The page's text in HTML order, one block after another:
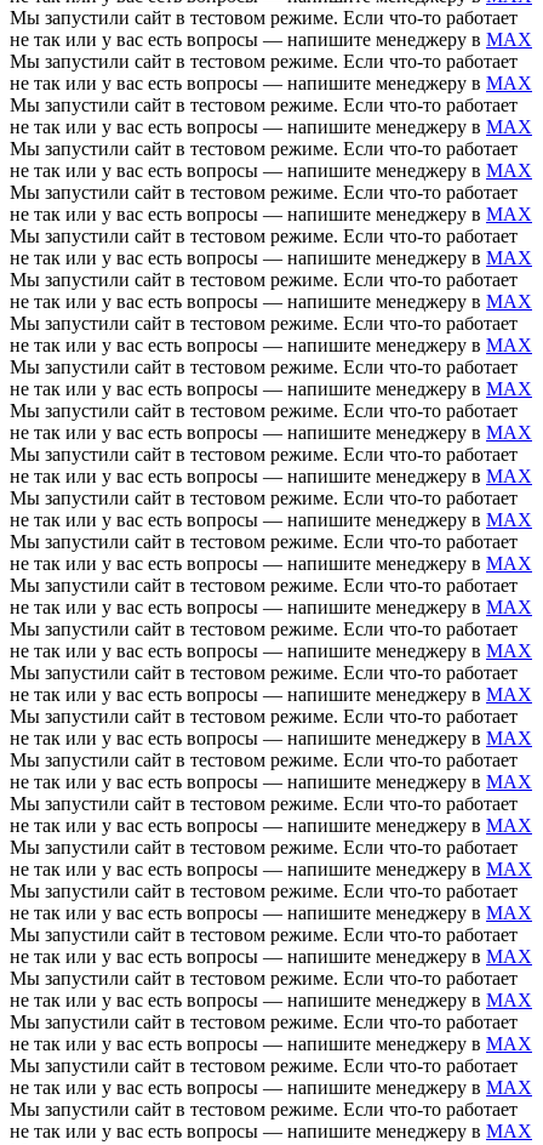
Мы запустили сайт в тестовом режиме. Если что-то работает
не так или у вас есть вопросы — напишите менеджеру в MAX
Мы запустили сайт в тестовом режиме. Если что-то работает
не так или у вас есть вопросы — напишите менеджеру в MAX
Мы запустили сайт в тестовом режиме. Если что-то работает
не так или у вас есть вопросы — напишите менеджеру в MAX
Мы запустили сайт в тестовом режиме. Если что-то работает
не так или у вас есть вопросы — напишите менеджеру в MAX
Мы запустили сайт в тестовом режиме. Если что-то работает
не так или у вас есть вопросы — напишите менеджеру в MAX
Мы запустили сайт в тестовом режиме. Если что-то работает
не так или у вас есть вопросы — напишите менеджеру в MAX
Мы запустили сайт в тестовом режиме. Если что-то работает
не так или у вас есть вопросы — напишите менеджеру в MAX
Мы запустили сайт в тестовом режиме. Если что-то работает
не так или у вас есть вопросы — напишите менеджеру в MAX
Мы запустили сайт в тестовом режиме. Если что-то работает
не так или у вас есть вопросы — напишите менеджеру в MAX
Мы запустили сайт в тестовом режиме. Если что-то работает
не так или у вас есть вопросы — напишите менеджеру в MAX
Мы запустили сайт в тестовом режиме. Если что-то работает
не так или у вас есть вопросы — напишите менеджеру в MAX
Мы запустили сайт в тестовом режиме. Если что-то работает
не так или у вас есть вопросы — напишите менеджеру в MAX
Мы запустили сайт в тестовом режиме. Если что-то работает
не так или у вас есть вопросы — напишите менеджеру в MAX
Мы запустили сайт в тестовом режиме. Если что-то работает
не так или у вас есть вопросы — напишите менеджеру в MAX
Мы запустили сайт в тестовом режиме. Если что-то работает
не так или у вас есть вопросы — напишите менеджеру в MAX
Мы запустили сайт в тестовом режиме. Если что-то работает
не так или у вас есть вопросы — напишите менеджеру в MAX
Мы запустили сайт в тестовом режиме. Если что-то работает
не так или у вас есть вопросы — напишите менеджеру в MAX
Мы запустили сайт в тестовом режиме. Если что-то работает
не так или у вас есть вопросы — напишите менеджеру в MAX
Мы запустили сайт в тестовом режиме. Если что-то работает
не так или у вас есть вопросы — напишите менеджеру в MAX
Мы запустили сайт в тестовом режиме. Если что-то работает
не так или у вас есть вопросы — напишите менеджеру в MAX
Мы запустили сайт в тестовом режиме. Если что-то работает
не так или у вас есть вопросы — напишите менеджеру в MAX
Мы запустили сайт в тестовом режиме. Если что-то работает
не так или у вас есть вопросы — напишите менеджеру в MAX
Мы запустили сайт в тестовом режиме. Если что-то работает
не так или у вас есть вопросы — напишите менеджеру в MAX
Мы запустили сайт в тестовом режиме. Если что-то работает
не так или у вас есть вопросы — напишите менеджеру в MAX
Мы запустили сайт в тестовом режиме. Если что-то работает
не так или у вас есть вопросы — напишите менеджеру в MAX
Мы запустили сайт в тестовом режиме. Если что-то работает
не так или у вас есть вопросы — напишите менеджеру в MAX